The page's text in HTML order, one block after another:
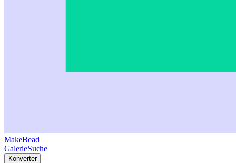
MakeBead
GalerieSuche
Konverter